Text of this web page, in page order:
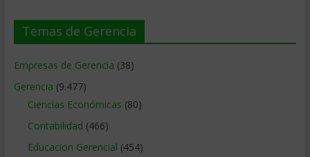
Temas de Gerencia
Empresas de Gerencia (38)
Gerencia (9.477)
Ciencias Económicas (80)
Contabilidad (466)
Educacion Gerencial (454)